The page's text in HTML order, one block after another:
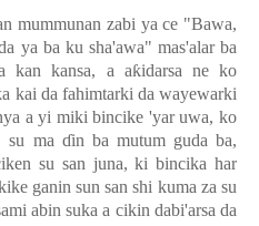
mummunan zabi ya ce "Bawa,
ya ba ku sha'awa" mas'alar ba
kan kansa, a aƙidarsa ne ko
kai da fahimtarki da wayewarki
a yi miki bincike 'yar uwa, ko
su ma ɗin ba mutum guda ba,
su san juna, ki bincika har
ganin sun san shi kuma za su
abin suka a cikin dabi'arsa da